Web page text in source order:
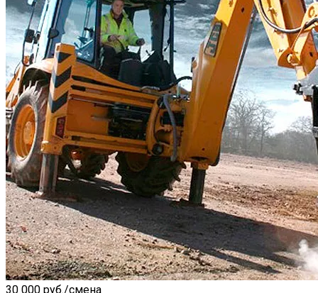
30 000 руб./смена